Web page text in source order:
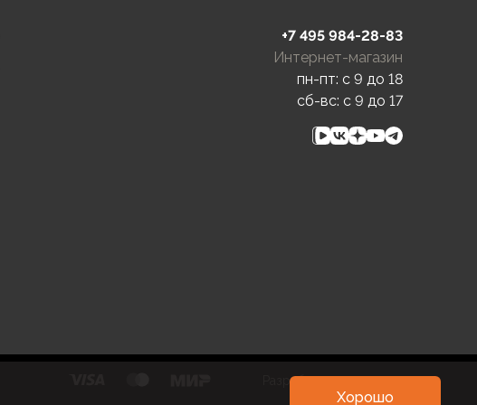
+7 495 984-28-83
Интернет-магазин
пн-пт: c 9 до 18
сб-вс: c 9 до 17
Разработка и развитие
Хорошо